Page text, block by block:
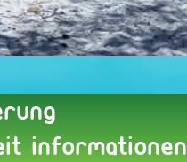
Informationen